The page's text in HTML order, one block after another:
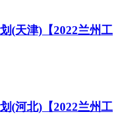
(天津)【2022兰州工
(河北)【2022兰州工